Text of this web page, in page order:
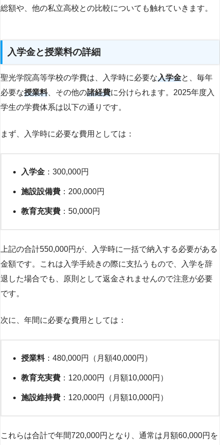
総額や、他の私立高校との比較についても触れていきます。
入学金と授業料の詳細
聖光学院高等学校の学費は、入学時に必要な入学金と、毎年
必要な授業料、その他の諸経費に分けられます。2025年度入
学生の学費体系は以下の通りです。
まず、入学時に必要な費用としては：
入学金 ：300,000円
施設設備費 ：200,000円
教育充実費 ：50,000円
上記の合計550,000円が、入学時に一括で納入する必要がある
金額です。これは入学手続きの際に支払うもので、入学を辞
退した場合でも、原則として返金されませんので注意が必要
です。
次に、年間に必要な費用としては：
授業料：480,000円（月額40,000円）
教育充実費 ：120,000円（月額10,000円）
施設維持費 ：120,000円（月額10,000円）
これらは合計で年間720,000円となり、通常は月額60,000円を